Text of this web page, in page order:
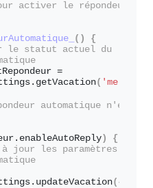
activer le répondeur
( )
{
le statut actuel du
=
. getVacation( 'me'
automatique n'est
enableAutoReply )
{
jour les paramètres du
. updateVacation( {